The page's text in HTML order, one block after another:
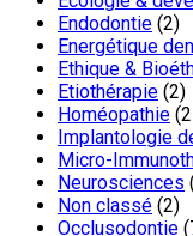
Endodontie (2)
Energétique
Ethique &
Etiothérapie (2)
Homéopathie
Implantologie
Micro-
Neurosciences
Non classé (2)
Occlusodontie